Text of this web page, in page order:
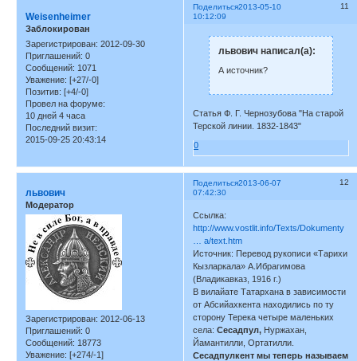
Поделиться 11
2013-05-10
10:12:09
Weisenheimer
Заблокирован
Зарегистрирован: 2012-09-30
Приглашений: 0
Сообщений: 1071
Уважение: [+27/-0]
Позитив: [+4/-0]
Провел на форуме:
10 дней 4 часа
Последний визит:
2015-09-25 20:43:14
львович написал(а):
А источник?
Статья Ф. Г. Чернозубова "На старой
Терской линии. 1832-1843"
0
Поделиться 12
2013-06-07
07:42:30
львович
Модератор
Зарегистрирован: 2012-06-13
Приглашений: 0
Сообщений: 18773
Уважение: [+274/-1]
Ссылка:
http://www.vostlit.info/Texts/Dokumenty
… a/text.htm
Источник: Перевод рукописи «Тарихи
Кызларкала» А.Ибрагимова
(Владикавказ, 1916 г.)
В вилайате Татархана в зависимости
от Абсийахкента находились по ту
сторону Терека четыре маленьких
села:Сесадпул, Нуржахан,
Йамантилли, Ортатилли.
Сесадпулкент мы теперь называем